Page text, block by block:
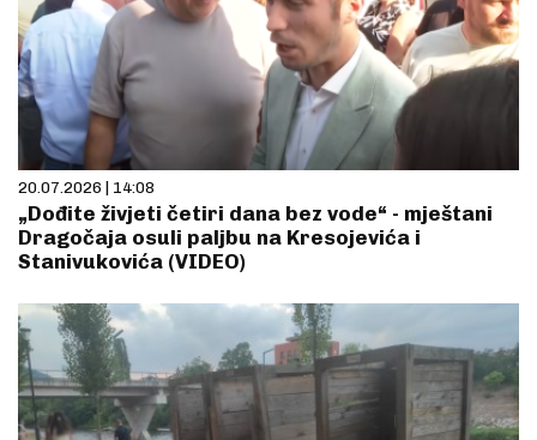
20.07.2026 | 14:08
„Dođite živjeti četiri dana bez vode“ - mještani
Dragočaja osuli paljbu na Kresojevića i
Stanivukovića (VIDEO)